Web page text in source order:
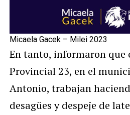
Micaela Gacek – Milei 2023
En tanto, informaron que
Provincial 23, en el
Antonio, trabajan
desagües y despeje de